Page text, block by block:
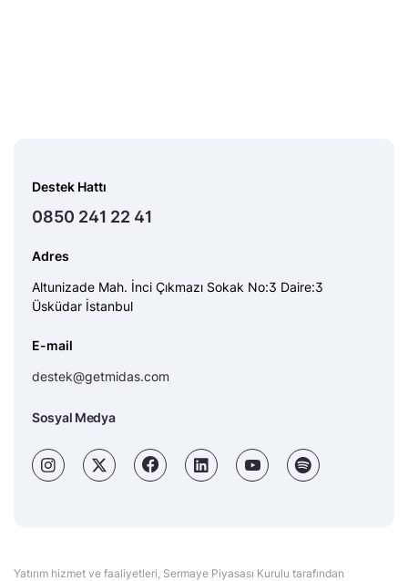
Destek Hattı
0850 241 22 41
Adres
Altunizade Mah. İnci Çıkmazı Sokak No:3 Daire:3
Üsküdar İstanbul
E-mail
destek@getmidas.com
Sosyal Medya
Yatırım hizmet ve faaliyetleri, Sermaye Piyasası Kurulu tarafından